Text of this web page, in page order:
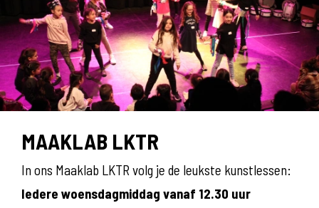
MAAKLAB LKTR
In ons Maaklab LKTR volg je de leukste kunstlessen:
Iedere woensdagmiddag vanaf 12.30 uur